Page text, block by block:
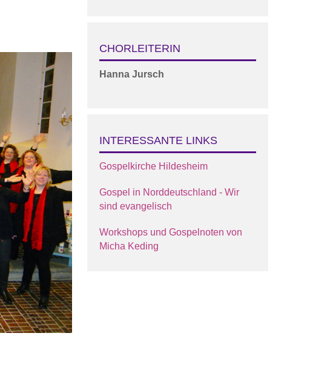
CHORLEITERIN
Hanna Jursch
INTERESSANTE LINKS
Gospelkirche Hildesheim
Gospel in Norddeutschland - Wir
sind evangelisch
Workshops und Gospelnoten von
Micha Keding